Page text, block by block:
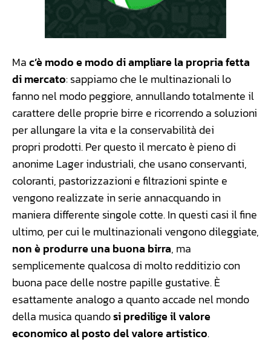
Mac’è modo e modo di ampliare la propria fetta
di mercato: sappiamo che le multinazionali lo
fanno nel modo peggiore, annullando totalmente il
carattere delle proprie birre e ricorrendo a soluzioni
per allungare la vita e la conservabilità dei
propri prodotti. Per questo il mercato è pieno di
anonime Lager industriali, che usano conservanti,
coloranti, pastorizzazioni e filtrazioni spinte e
vengono realizzate in serie annacquando in
maniera differente singole cotte. In questi casi il fine
ultimo, per cui le multinazionali vengono dileggiate,
non è produrre una buona birra, ma
semplicemente qualcosa di molto redditizio con
buona pace delle nostre papille gustative. È
esattamente analogo a quanto accade nel mondo
della musica quandosi predilige il valore
economico al posto del valore artistico.